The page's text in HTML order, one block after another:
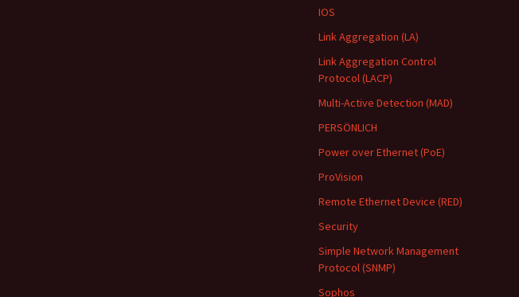
IOS
Link Aggregation (LA)
Link Aggregation Control
Protocol (LACP)
Multi-Active Detection (MAD)
PERSÖNLICH
Power over Ethernet (PoE)
ProVision
Remote Ethernet Device (RED)
Security
Simple Network Management
Protocol (SNMP)
Sophos